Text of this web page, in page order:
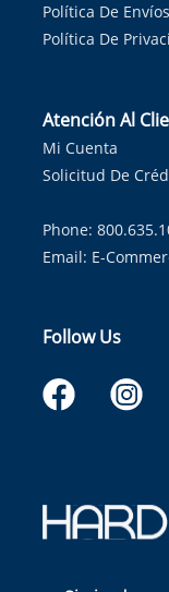
Política De Envíos
Política De
Atención Al
Mi Cuenta
Solicitud De
Phone:
Email: E-
Follow Us